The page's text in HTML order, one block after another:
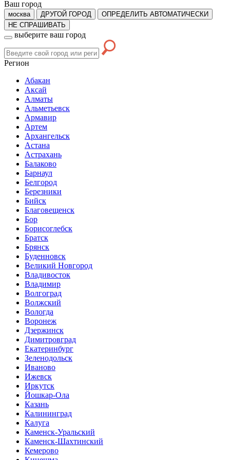
Ваш город
москва ДРУГОЙ ГОРОД
ОПРЕДЕЛИТЬ АВТОМАТИЧЕСКИ
НЕ СПРАШИВАТЬ
выберите ваш город
Регион
Абакан
Аксай
Алматы
Альметьевск
Армавир
Артем
Архангельск
Астана
Астрахань
Балаково
Барнаул
Белгород
Березники
Бийск
Благовещенск
Бор
Борисоглебск
Братск
Брянск
Буденновск
Великий Новгород
Владивосток
Владимир
Волгоград
Волжский
Вологда
Воронеж
Дзержинск
Димитровград
Екатеринбург
Зеленодольск
Иваново
Ижевск
Иркутск
Йошкар-Ола
Казань
Калининград
Калуга
Каменск-Уральский
Каменск-Шахтинский
Кемерово